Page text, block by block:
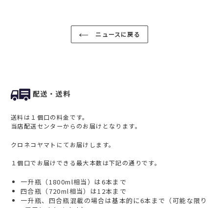
ニュースに戻る
配送・送料
送料は１個口の料金です。
当店配送センターからのお届けとなります。
クロネコヤマトにてお届けします。
１個口でお届けできる最大本数は下記の通りです。
一升瓶（1800ml相当）は6本まで
四合瓶（720ml相当）は12本まで
一升瓶、四合瓶混載の場合は基本的に6本まで（可能な限り